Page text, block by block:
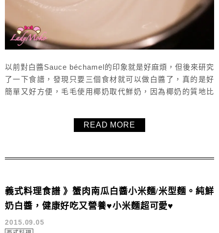
以前對白醬Sauce béchamel的印象就是好麻煩，但後來研究
了一下食譜，發現只要三個食材就可以做白醬了，真的是好
簡單又好方便，毛毛使用椰奶取代鮮奶，因為椰奶的質地比
白醬Sauce béchamel食譜真的很推薦！
READ MORE
義式料理食譜 》蟹肉南瓜白醬小米麵/米型麵。純鮮
奶白醬，健康好吃又營養♥小米麵超可愛♥
2015.09.05